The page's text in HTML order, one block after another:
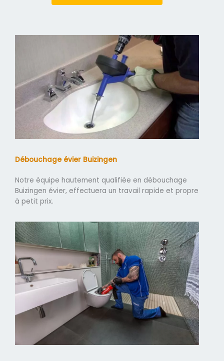
Débouchage évier Buizingen
Notre équipe hautement qualifiée en débouchage
Buizingen évier, effectuera un travail rapide et propre
à petit prix.